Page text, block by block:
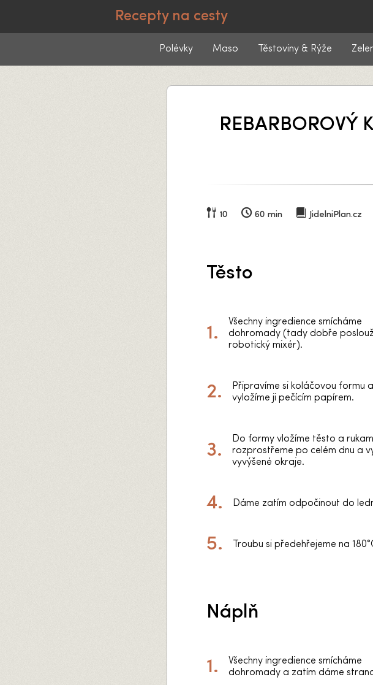
Recepty na cesty
Polévky Maso Těstoviny & Rýže
REBARBOROVÝ
10 60 min JidelniPlan.cz
Těsto
Všechny ingredience smícháme
dohromady (tady dobře
robotický mixér).
Připravíme si koláčovou formu a
vyložíme ji pečícím papírem.
Do formy vložíme těsto a
rozprostřeme po celém dnu a
vyvýšené okraje.
Dáme zatím odpočinout do
Troubu si předehřejeme na
Náplň
Všechny ingredience smícháme
dohromady a zatím dáme